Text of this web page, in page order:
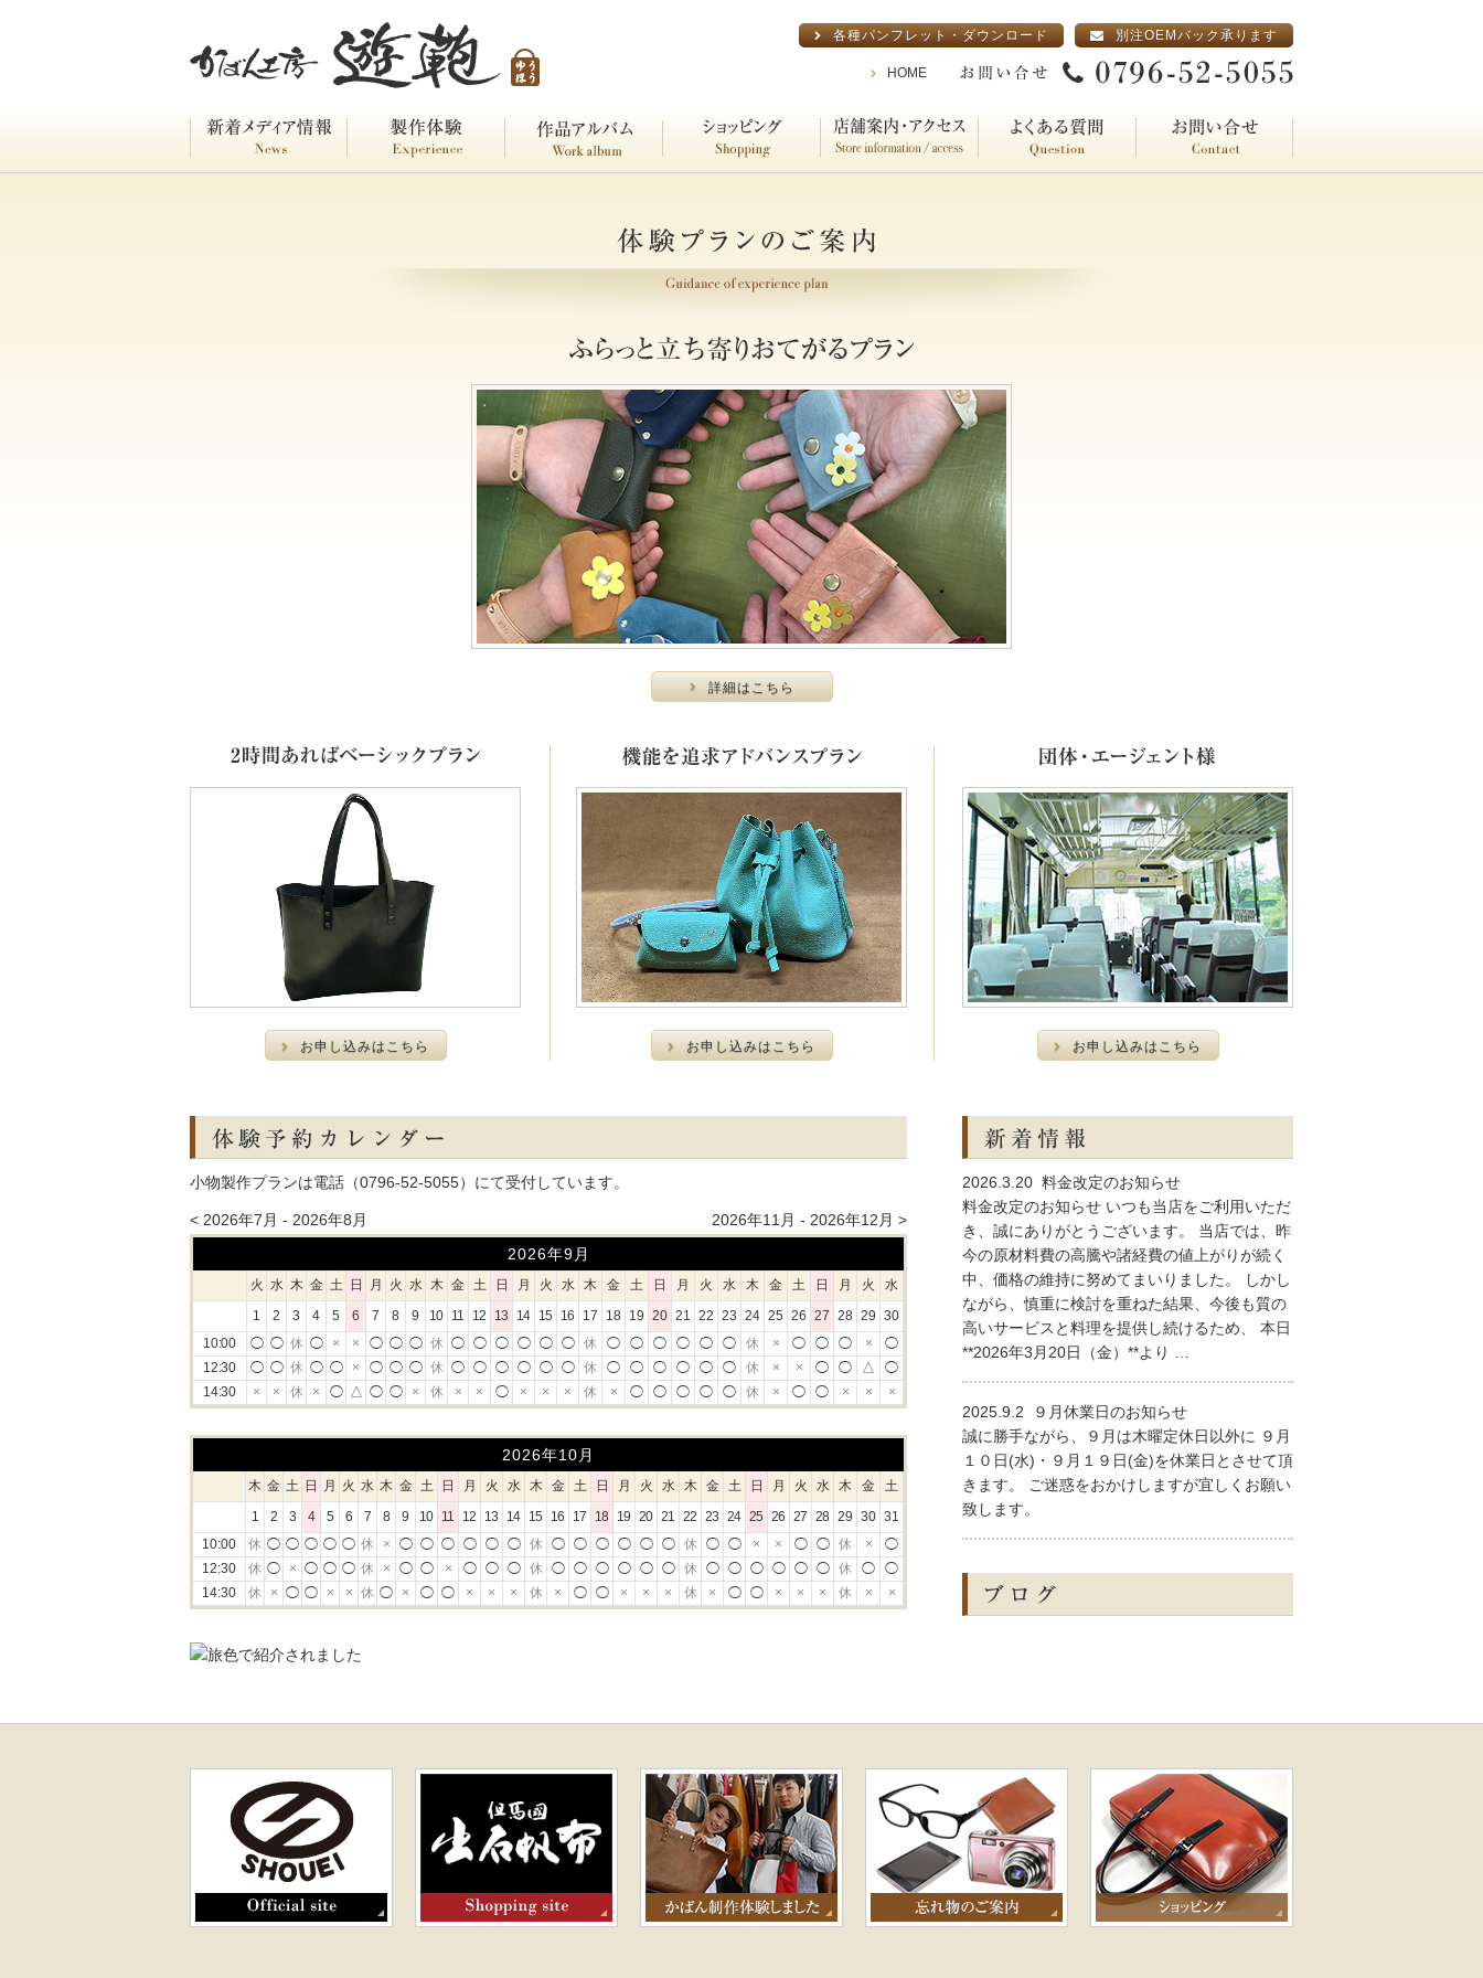
各種パンフレット・ダウンロード 別注OEMバック承ります
HOME
詳細はこちら
お申し込みはこちら お申し込みはこちら お申し込みはこちら
2026.3.20 料金改定のお知らせ
料金改定のお知らせ いつも当店をご利用いただ
き、誠にありがとうございます。 当店では、昨
今の原材料費の高騰や諸経費の値上がりが続く
中、価格の維持に努めてまいりました。 しかし
ながら、慎重に検討を重ねた結果、今後も質の
高いサービスと料理を提供し続けるため、 本日
**2026年3月20日（金）**より
2025.9.2
９月休業日のお知らせ
誠に勝手ながら、９月は木曜定休日以外に ９月
１０日(水)・９月１９日(金)を休業日とさせて頂
きます。 ご迷惑をおかけしますが宜しくお願い
致します。
８月１４日(木)は、通常通り営業致します。心
よりお待ちしております。
ます。 よろしくお願いいたします。
2025.5.10
5月休業日のお知らせ
5月の休業日は、木曜定休日以外に、１６日
(金)・２１日(水)を休業日とさせて頂きます。
宜しくお願い致します。
小物製作プランは電話（0796-52-5055）にて受付しています。
< 2026年7月 - 2026年8月
2026年11月 - 2026年12月 >
2026年9月
10:00
12:30
14:30
火
1
◯
◯
×
水
2
◯
◯
×
木
3
休
休
休
金
4
◯
◯
×
土
5
×
◯
◯
日
6
×
×
△
月
7
◯
◯
◯
火
8
◯
◯
◯
水
9
◯
◯
×
木
10
休
休
休
金
11
◯
◯
×
土
12
◯
◯
×
日
13
◯
◯
◯
月
14
◯
◯
×
火
15
◯
◯
×
水
16
◯
◯
×
木
17
休
休
休
金
18
◯
◯
×
土
19
◯
◯
◯
日
20
◯
◯
◯
月
21
◯
◯
◯
火
22
◯
◯
◯
水
23
◯
◯
◯
木
24
休
休
休
金
25
×
×
×
土
26
◯
×
◯
日
27
◯
◯
◯
月
28
◯
◯
×
火
29
×
△
×
水
30
◯
◯
×
2026年10月
10:00
12:30
14:30
木
1
休
休
休
金
2
◯
◯
×
土
3
◯
×
◯
日
4
◯
◯
◯
月
5
◯
◯
×
火
6
◯
◯
×
水
7
休
休
休
木
8
×
×
◯
金
9
◯
◯
×
土
10
◯
◯
◯
日
11
◯
×
◯
月
12
◯
◯
×
火
13
◯
◯
×
水
14
◯
◯
×
木
15
休
休
休
金
16
◯
◯
×
土
17
◯
◯
◯
日
18
◯
◯
◯
月
19
◯
◯
×
火
20
◯
◯
×
水
21
◯
◯
×
木
22
休
休
休
金
23
◯
◯
×
土
24
◯
◯
◯
日
25
×
◯
◯
月
26
×
◯
×
火
27
◯
◯
×
水
28
◯
◯
×
木
29
休
休
休
金
30
×
◯
×
土
31
◯
◯
×